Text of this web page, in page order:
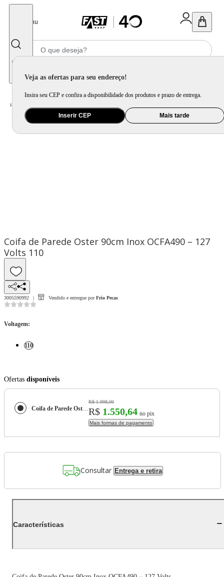
Menu
Veja as ofertas para seu endereço!
Insira seu CEP e confira a disponibilidade dos produtos e prazo de entrega.
Inserir CEP Mais tarde
Home
Coifa de Parede Oster 90cm Inox OCFA490 – 127
Volts 110
3005590992 Vendido e entregue por Frio Pecas
Voltagem:
110
Ofertas disponíveis
Coifa de Parede Oster 90cm Inox OCFA490 – 127 Volts
R$ 1.998,00
R$ 1.550,64 no pix
Mais formas de pagamento
Consultar Entrega e retira
Características